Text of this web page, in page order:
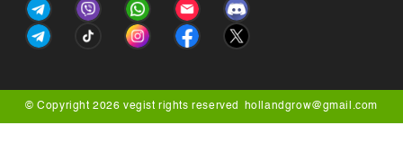
© Copyright 2026 vegist rights reserved hollandgrow@gmail.com